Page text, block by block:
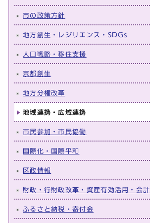
市の政策方針
地方創生・レジリエンス・SDGs
人口戦略・移住支援
京都創生
地方分権改革
地域連携・広域連携
市民参加・市民協働
国際化・国際平和
区政情報
財政・行財政改革・資産有効活用・会計
ふるさと納税・寄付金